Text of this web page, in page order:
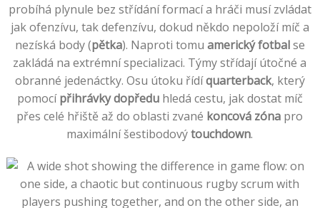
probíhá plynule bez střídání formací a hráči musí zvládat
jak ofenzívu, tak defenzívu, dokud někdo nepoloží míč a
nezíská body (pětka). Naproti tomu americký fotbalse
zakládá na extrémní specializaci. Týmy střídají útočné a
obranné jedenáctky. Osu útoku řídíquarterback, který
pomocípřihrávky dopředuhledá cestu, jak dostat míč
přes celé hřiště až do oblasti zvané koncová zóna pro
maximální šestibodovýtouchdown.